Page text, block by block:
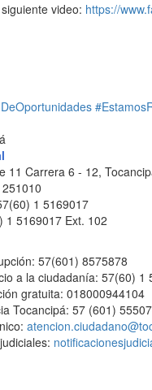
video: https://
11 Carrera 6 - 12,
1 5169017
1 5169017 Ext. 102
57(601) 8575878
a la ciudadanía: 57(60) 1
gratuita: 018000944104
Tocancipá: 57 (601)